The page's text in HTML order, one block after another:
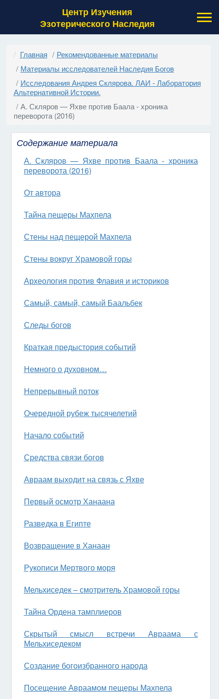
Центр Изучения
Эзотерического Наследия
Главная
Рекомендованные материалы
Материалы исследователей Наследия Богов
Исследования Андрея Склярова. ЛАИ - Лаборатория
Альтернативной Истории.
А. Скляров — Яхве против Баала - хроника
переворота (2016)
Содержание материала
А. Скляров — Яхве против Баала - хроника
переворота (2016)
От автора
Тайна пещеры Махпела
Стены над пещерой Махпела
Стены вокруг Храмовой горы
Археология против Флавия и историков
Самый, самый, самый Баальбек
Следы богов
Краткая предыстория событий
Немного о духовном…
Непрерывный поток
Очередной рубеж тысячелетий
Начало событий
Средства связи богов
Авраам выходит на связь с Яхве
Первый осмотр Ханаана
Разведка в Египте
Возвращение в Ханаан
Рукописи Мертвого моря
Мельхиседек – смотритель Храмовой горы
Тайна Ордена тамплиеров
Скрытый смысл встречи Авраама с
Мельхиседеком
Создание богоизбранного народа
Посещение Авраамом пещеры Махпела